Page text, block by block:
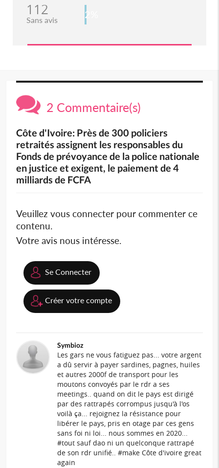
112
Sans avis 2%
2 Commentaire(s)
Côte d'Ivoire: Près de 300 policiers
retraités assignent les responsables du
Fonds de prévoyance de la police nationale
en justice et exigent, le paiement de 4
milliards de FCFA
Veuillez vous connecter pour commenter ce
contenu.
Votre avis nous intéresse.
Se Connecter
Créer votre compte
Symbioz
Les gars ne vous fatiguez pas... votre argent
a dû servir à payer sardines, pagnes, huiles
et autres 2000f de transport pour les
moutons convoyés par le rdr a ses
meetings.. quand on dit le pays est dirigé
par des rattrapés corrompus jusqu'à l'os
voilà ça... rejoignez la résistance pour
libérer le pays, pris en otage par ces gens
sans foi ni loi... nous sommes en 2020...
#tout sauf dao ni un quelconque rattrapé
de son rdr unifié.. #make Côte d'ivoire great
again